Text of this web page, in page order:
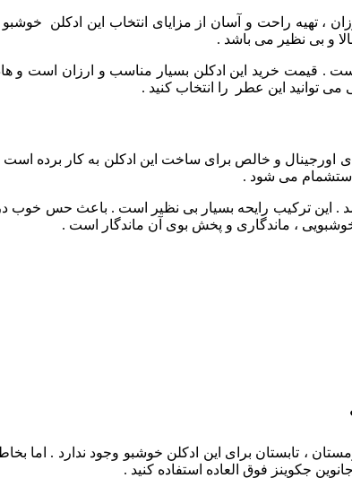
، تهیه راحت و آسان از مزایای انتخاب این ادکلن
و بی نظیر می باشد .
. قیمت خرید این ادکلن بسیار مناسب و ارزان است و
توانید این عطر را انتخاب کنید .
و خالص برای ساخت این ادکلن به کار برده است .
می شود .
این ترکیب رایحه بسیار بی نظیر است . باعث حس خوب
خوشبویی ، ماندگاری و پخش بوی آن ماندگار است .
، تابستان برای این ادکلن خوشبو وجود ندارد .
جکوینز فوق العاده استفاده کنید .